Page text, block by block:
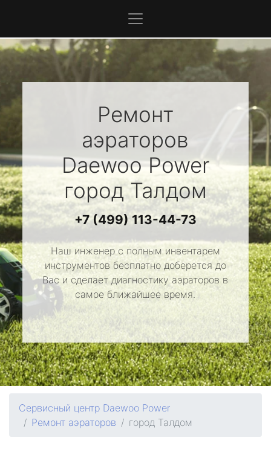
Ремонт
аэраторов
Daewoo Power
город Талдом
+7 (499) 113-44-73
Наш инженер с полным инвентарем
инструментов бесплатно доберется до
Вас и сделает диагностику аэраторов в
самое ближайшее время.
Сервисный центр Daewoo Power
Ремонт аэраторов
город Талдом